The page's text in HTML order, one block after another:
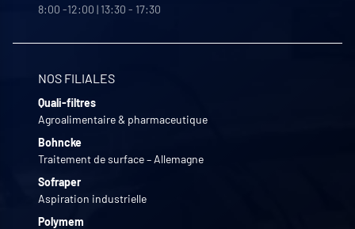
8:00 -12:00 | 13:30 - 17:30
NOS FILIALES
Quali-filtres
Agroalimentaire & pharmaceutique
Bohncke
Traitement de surface – Allemagne
Sofraper
Aspiration industrielle
Polymem